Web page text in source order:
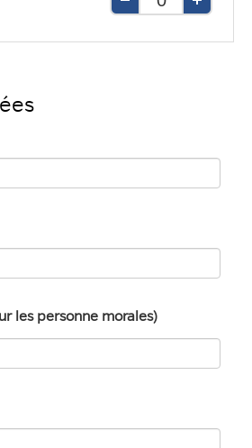
Retirer
Ajouter
les personne morales)